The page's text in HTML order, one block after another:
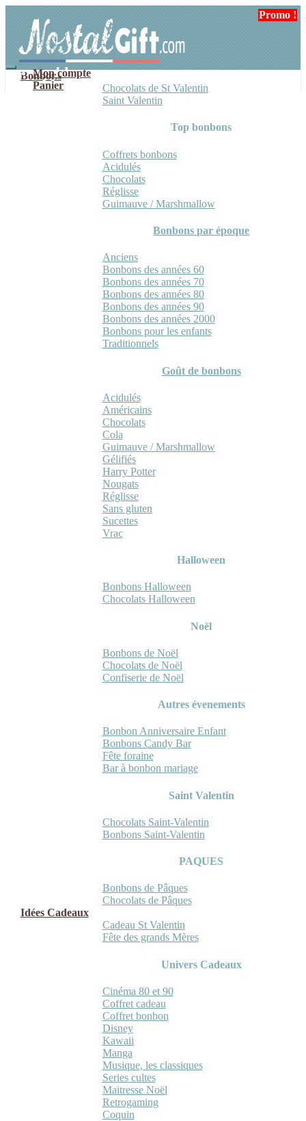
navigation
contenu
Mon compte
Panier
Bonbons
Chocolats de St Valentin
Saint Valentin
Top bonbons
Coffrets bonbons
Acidulés
Chocolats
Réglisse
Guimauve / Marshmallow
Bonbons par époque
Anciens
Bonbons des années 60
Bonbons des années 70
Bonbons des années 80
Bonbons des années 90
Bonbons des années 2000
Bonbons pour les enfants
Traditionnels
Goût de bonbons
Acidulés
Américains
Chocolats
Cola
Guimauve / Marshmallow
Gélifiés
Harry Potter
Nougats
Réglisse
Sans gluten
Sucettes
Vrac
Halloween
Bonbons Halloween
Chocolats Halloween
Noël
Bonbons de Noël
Chocolats de Noël
Confiserie de Noël
Autres évenements
Bonbon Anniversaire Enfant
Bonbons Candy Bar
Fête foraine
Bar à bonbon mariage
Saint Valentin
Chocolats Saint-Valentin
Bonbons Saint-Valentin
PAQUES
Bonbons de Pâques
Chocolats de Pâques
Idées Cadeaux
Cadeau St Valentin
Fête des grands Mères
Univers Cadeaux
Cinéma 80 et 90
Coffret cadeau
Coffret bonbon
Disney
Kawaii
Manga
Musique, les classiques
Series cultes
Maitresse Noël
Retrogaming
Coquin
Promo !
Promo !
Promo !
Promo !